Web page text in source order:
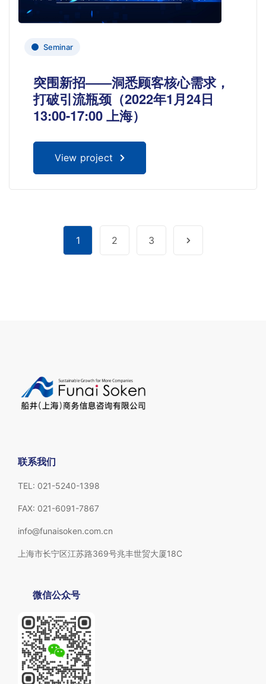
Seminar
突围新招——洞悉顾客核心需求，
打破引流瓶颈（2022年1月24日
13:00-17:00 上海）
View project
1 2 3
联系我们
TEL: 021-5240-1398
FAX: 021-6091-7867
info@funaisoken.com.cn
上海市长宁区江苏路369号兆丰世贸大厦18C
微信公众号